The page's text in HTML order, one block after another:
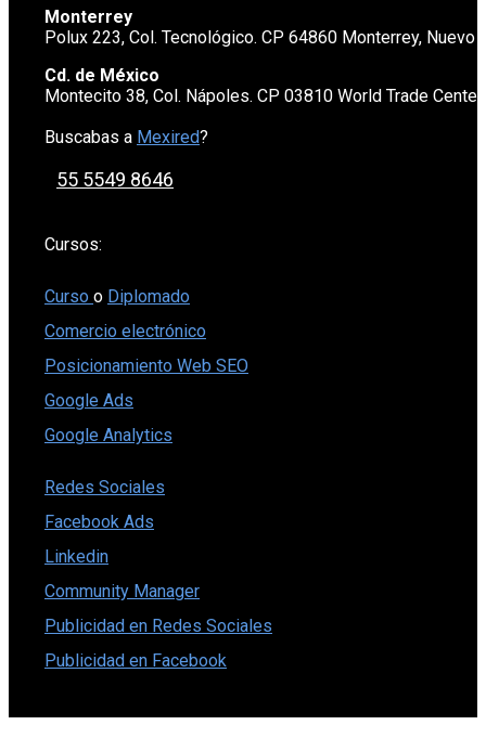
Monterrey
Polux 223, Col. Tecnológico. CP 64860 Monterrey, Nuevo
Cd. de México
Montecito 38, Col. Nápoles. CP 03810 World Trade
Buscabas a Mexired?
55 5549 8646
Cursos:
Curso o Diplomado
Comercio electrónico
Posicionamiento Web SEO
Google Ads
Google Analytics
Redes Sociales
Facebook Ads
Linkedin
Community Manager
Publicidad en Redes Sociales
Publicidad en Facebook